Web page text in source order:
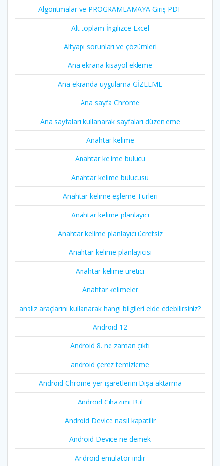
Algoritmalar ve PROGRAMLAMAYA Giriş PDF
Alt toplam İngilizce Excel
Altyapı sorunları ve çözümleri
Ana ekrana kısayol ekleme
Ana ekranda uygulama GİZLEME
Ana sayfa Chrome
Ana sayfaları kullanarak sayfaları düzenleme
Anahtar kelime
Anahtar kelime bulucu
Anahtar kelime bulucusu
Anahtar kelime eşleme Türleri
Anahtar kelime planlayıcı
Anahtar kelime planlayıcı ücretsiz
Anahtar kelime planlayıcısı
Anahtar kelime üretici
Anahtar kelimeler
analiz araçlarını kullanarak hangi bilgileri elde edebilirsiniz?
Android 12
Android 8. ne zaman çıktı
android çerez temizleme
Android Chrome yer işaretlerini Dışa aktarma
Android Cihazımı Bul
Android Device nasıl kapatilir
Android Device ne demek
Android emülatör indir